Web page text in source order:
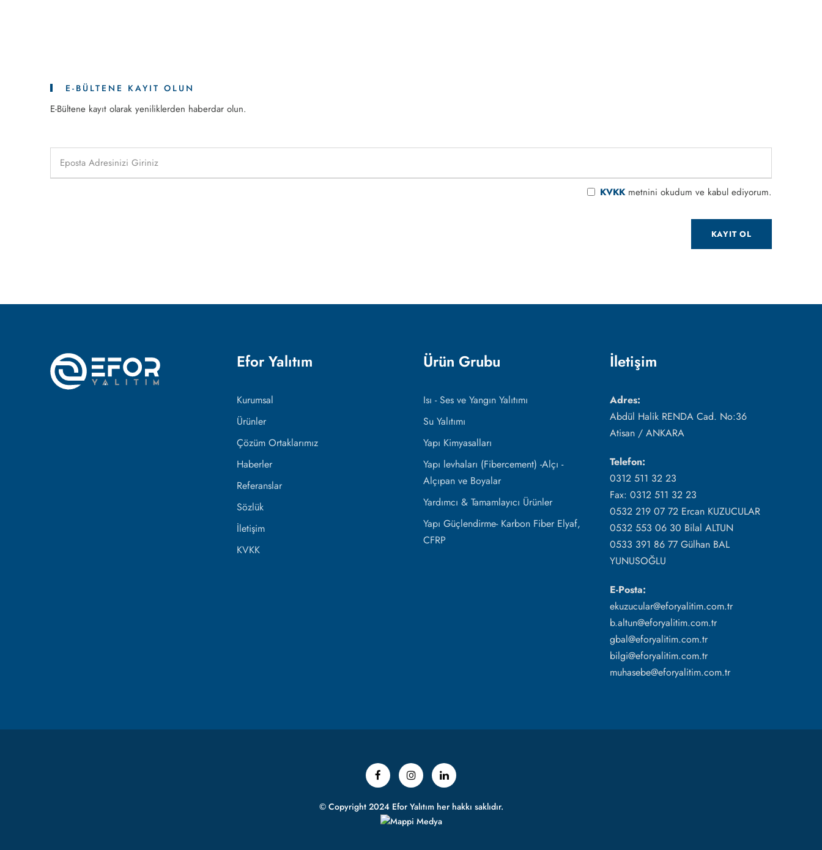
E-BÜLTENE KAYIT OLUN
E-Bültene kayıt olarak yeniliklerden haberdar olun.
KVKKmetnini okudum ve kabul ediyorum.
Efor Yalıtım
Kurumsal
Ürünler
Çözüm Ortaklarımız
Haberler
Referanslar
Sözlük
İletişim
KVKK
Ürün Grubu
Isı - Ses ve Yangın Yalıtımı
Su Yalıtımı
Yapı Kimyasalları
Yapı levhaları (Fibercement) -Alçı -
Alçıpan ve Boyalar
Yardımcı & Tamamlayıcı Ürünler
Yapı Güçlendirme- Karbon Fiber Elyaf,
CFRP
İletişim
Adres:
Abdül Halik RENDA Cad. No:36
Atisan / ANKARA
Telefon:
0312 511 32 23
Fax: 0312 511 32 23
0532 219 07 72 Ercan KUZUCULAR
0532 553 06 30 Bilal ALTUN
0533 391 86 77 Gülhan BAL
YUNUSOĞLU
E-Posta:
ekuzucular@eforyalitim.com.tr
b.altun@eforyalitim.com.tr
gbal@eforyalitim.com.tr
bilgi@eforyalitim.com.tr
muhasebe@eforyalitim.com.tr
© Copyright 2024 Efor Yalıtım her hakkı saklıdır.